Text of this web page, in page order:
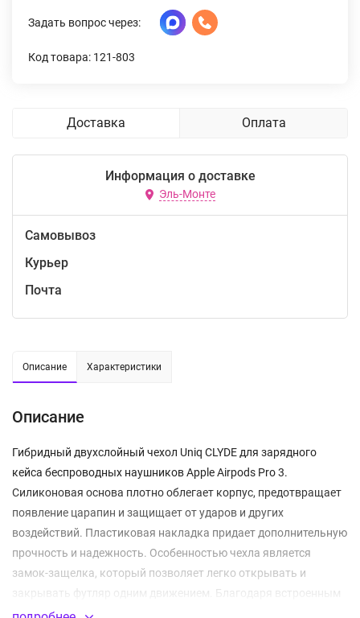
Задать вопрос через:
Код товара: 121-803
Доставка Оплата
Информация о доставке
Эль-Монте
Самовывоз
Курьер
Почта
Описание Характеристики
Описание
Гибридный двухслойный чехол Uniq CLYDE для зарядного
кейса беспроводных наушников Apple Airpods Pro 3.
Силиконовая основа плотно облегает корпус, предотвращает
появление царапин и защищает от ударов и других
воздействий. Пластиковая накладка придает дополнительную
прочность и надежность. Особенностью чехла является
замок-защелка, который позволяет легко открывать и
закрывать футляр одним движением. Благодаря встроенным
магнитам при открытии этого замка крышка самостоятельно